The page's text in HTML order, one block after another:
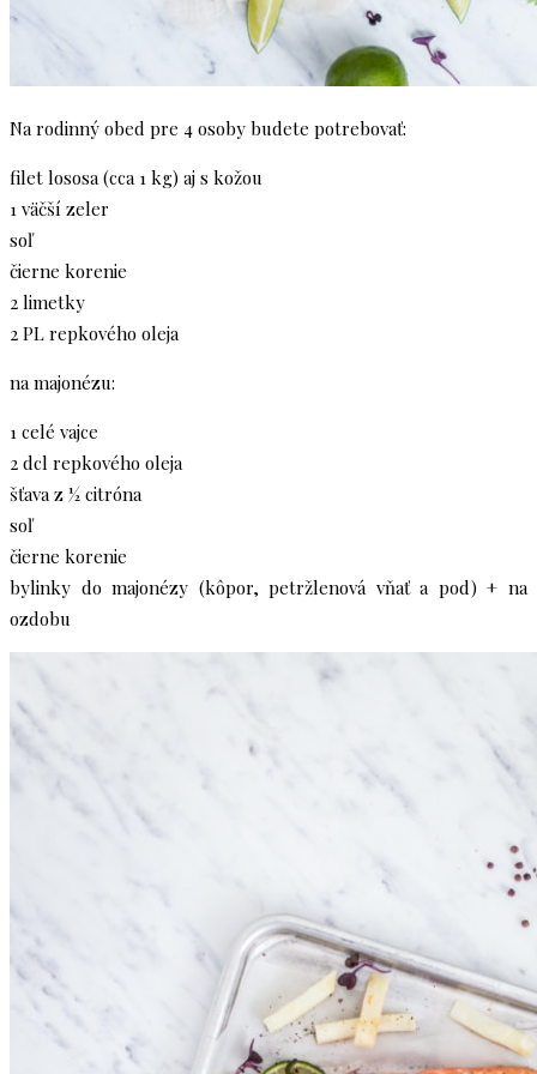
Na rodinný obed pre 4 osoby budete potrebovať:
filet lososa (cca 1 kg) aj s kožou
1 väčší zeler
soľ
čierne korenie
2 limetky
2 PL repkového oleja
na majonézu:
1 celé vajce
2 dcl repkového oleja
šťava z ½ citróna
soľ
čierne korenie
bylinky do majonézy (kôpor, petržlenová vňať a pod) + na
ozdobu